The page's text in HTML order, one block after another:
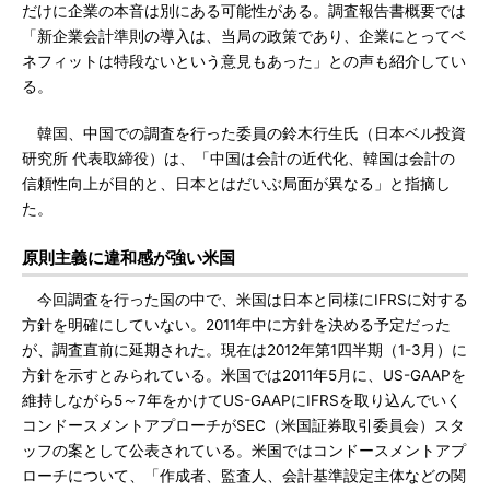
だけに企業の本音は別にある可能性がある。調査報告書概要では
「新企業会計準則の導入は、当局の政策であり、企業にとってベ
ネフィットは特段ないという意見もあった」との声も紹介してい
る。
韓国、中国での調査を行った委員の鈴木行生氏（日本ベル投資
研究所 代表取締役）は、「中国は会計の近代化、韓国は会計の
信頼性向上が目的と、日本とはだいぶ局面が異なる」と指摘し
た。
原則主義に違和感が強い米国
今回調査を行った国の中で、米国は日本と同様にIFRSに対する
方針を明確にしていない。2011年中に方針を決める予定だった
が、調査直前に延期された。現在は2012年第1四半期（1-3月）に
方針を示すとみられている。米国では2011年5月に、US-GAAPを
維持しながら5～7年をかけてUS-GAAPにIFRSを取り込んでいく
コンドースメントアプローチがSEC（米国証券取引委員会）スタ
ッフの案として公表されている。米国ではコンドースメントアプ
ローチについて、「作成者、監査人、会計基準設定主体などの関